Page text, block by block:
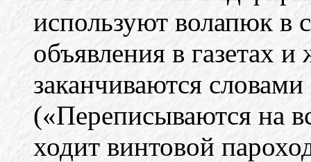
используют волапюк в
объявления в газетах
заканчиваются
(«Переписываются на
ходит винтовой